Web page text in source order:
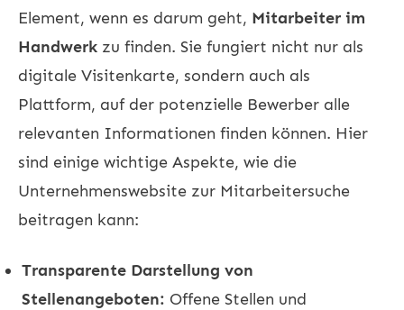
Element, wenn es darum geht, Mitarbeiter im
Handwerk zu finden. Sie fungiert nicht nur als
digitale Visitenkarte, sondern auch als
Plattform, auf der potenzielle Bewerber alle
relevanten Informationen finden können. Hier
sind einige wichtige Aspekte, wie die
Unternehmenswebsite zur Mitarbeitersuche
beitragen kann:
Transparente Darstellung von
Stellenangeboten: Offene Stellen und